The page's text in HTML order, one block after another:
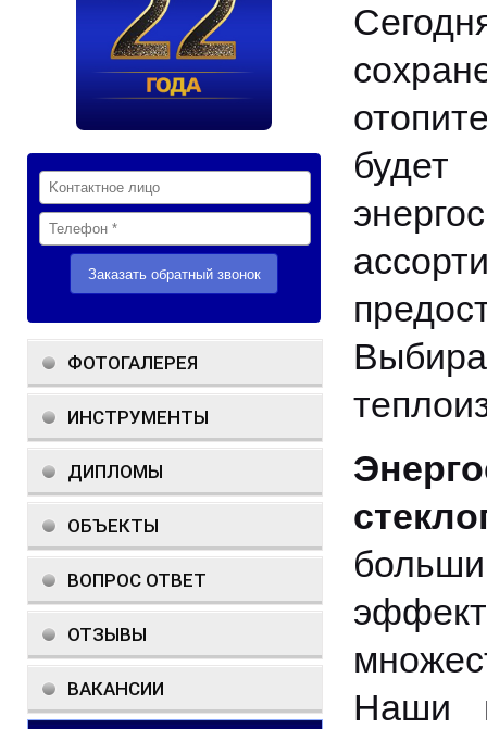
ФОТОГАЛЕРЕЯ
ИНСТРУМЕНТЫ
ДИПЛОМЫ
ОБЪЕКТЫ
ВОПРОС ОТВЕТ
ОТЗЫВЫ
ВАКАНСИИ
Наши